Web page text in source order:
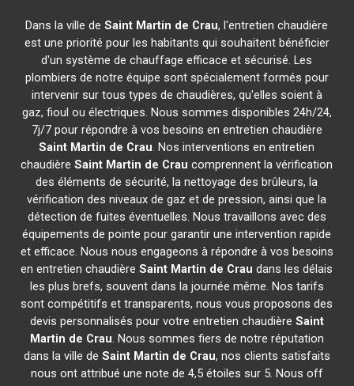
Dans la ville deSaint Martin de Crau, l'entretien chaudière
est une priorité pour les habitants qui souhaitent bénéficier
d'un système de chauffage efficace et sécurisé. Les
plombiers de notre équipe sont spécialement formés pour
intervenir sur tous types de chaudières, qu'elles soient à
gaz, fioul ou électriques. Nous sommes disponibles 24h/24,
7j/7 pour répondre à vos besoins en entretien chaudière
Saint Martin de Crau. Nos interventions en entretien
chaudièreSaint Martin de Crau comprennent la vérification
des éléments de sécurité, la nettoyage des brûleurs, la
vérification des niveaux de gaz et de pression, ainsi que la
détection de fuites éventuelles. Nous travaillons avec des
équipements de pointe pour garantir une intervention rapide
et efficace. Nous nous engageons à répondre à vos besoins
en entretien chaudièreSaint Martin de Crau dans les délais
les plus brefs, souvent dans la journée même. Nos tarifs
sont compétitifs et transparents, nous vous proposons des
devis personnalisés pour votre entretien chaudière Saint
Martin de Crau. Nous sommes fiers de notre réputation
dans la ville de Saint Martin de Crau, nos clients satisfaits
nous ont attribué une note de 4,5 étoiles sur 5. Nous off